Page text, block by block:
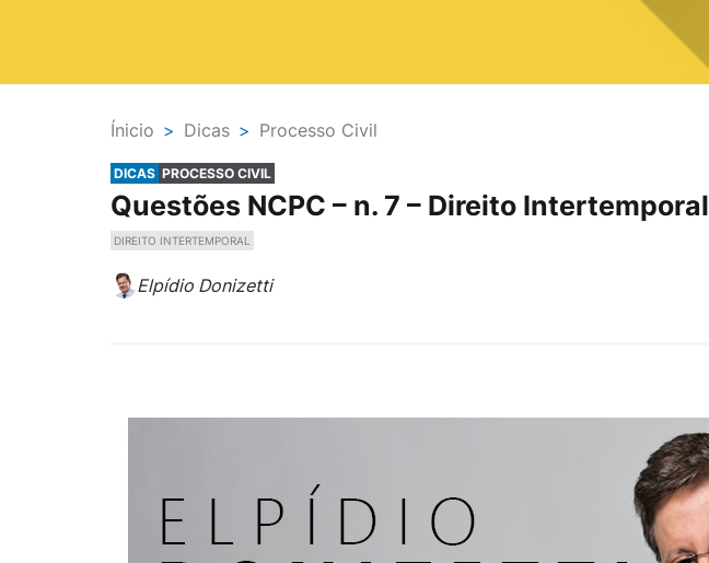
Ínicio > Dicas > Processo Civil
DICAS PROCESSO CIVIL
Questões NCPC – n. 7 – Direito Intertemporal
DIREITO INTERTEMPORAL
Elpídio Donizetti